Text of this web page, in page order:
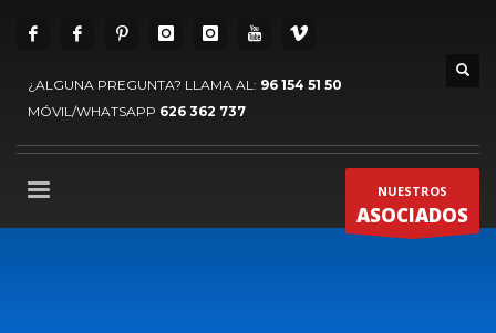
¿ALGUNA PREGUNTA? LLAMA AL: 96 154 51 50
MÓVIL/WHATSAPP 626 362 737
NUESTROS
ASOCIADOS